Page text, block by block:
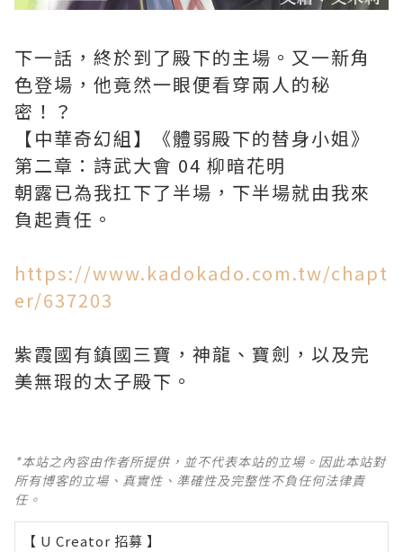
下一話，終於到了殿下的主場。又一新角
色登場，他竟然一眼便看穿兩人的秘
密！？
【中華奇幻組】《體弱殿下的替身小姐》
第二章：詩武大會 04 柳暗花明
朝露已為我扛下了半場，下半場就由我來
負起責任。
https://www.kadokado.com.tw/chapt
er/637203
紫霞國有鎮國三寶，神龍、寶劍，以及完
美無瑕的太子殿下。
*本站之內容由作者所提供，並不代表本站的立場。因此本站對
所有博客的立場、真實性、準確性及完整性不負任何法律責
任。
【 U Creator 招募 】